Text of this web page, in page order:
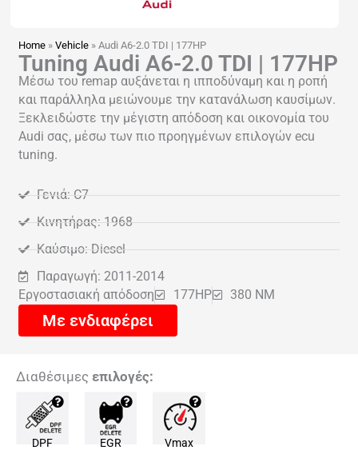
Home »Vehicle »Audi A6-2.0 TDI | 177HP
Tuning Audi A6-2.0 TDI | 177HP
Μέσω του remap αυξάνεται η ιπποδύναμη και η ροπή
και παράλληλα μειώνουμε την κατανάλωση καυσίμων.
Ξεκλειδώστε την μέγιστη απόδοση και οικονομία του
Audi σας, μέσω των πιο προηγμένων επιλογών ecu
tuning.
Γενιά: C7
Κινητήρας: 1968
Καύσιμο: Diesel
Παραγωγή: 2011-2014
Εργοστασιακή απόδοση
177HP 380 NM
Με ενδιαφέρει
Διαθέσιμες επιλογές:
DPF EGR Vmax